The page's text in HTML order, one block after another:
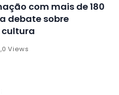
com mais de 180
debate sobre
Views